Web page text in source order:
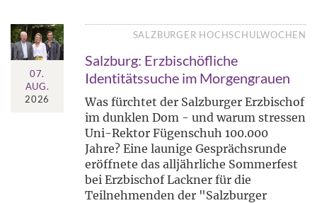
07.
AUG.
2026
SALZBURGER HOCHSCHULWOCHEN
Salzburg: Erzbischöfliche
Identitätssuche im Morgengrauen
Was fürchtet der Salzburger Erzbischof
im dunklen Dom - und warum stressen
Uni-Rektor Fügenschuh 100.000
Jahre? Eine launige Gesprächsrunde
eröffnete das alljährliche Sommerfest
bei Erzbischof Lackner für die
Teilnehmenden der "Salzburger